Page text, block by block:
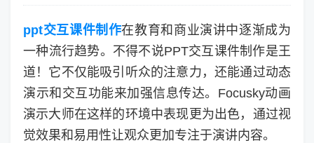
ppt交互课件制作在教育和商业演讲中逐渐成为
一种流行趋势。不得不说PPT交互课件制作是王
道！它不仅能吸引听众的注意力，还能通过动态
演示和交互功能来加强信息传达。Focusky动画
演示大师在这样的环境中表现更为出色，通过视
觉效果和易用性让观众更加专注于演讲内容。